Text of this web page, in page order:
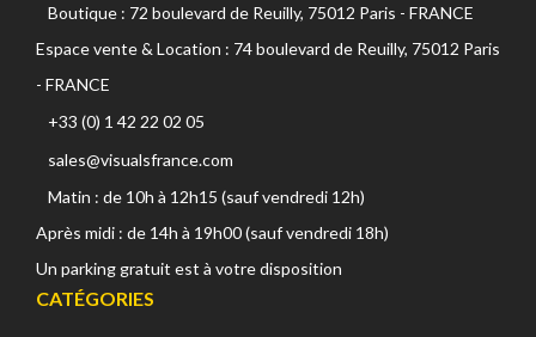
Boutique : 72 boulevard de Reuilly, 75012 Paris - FRANCE
Espace vente & Location : 74 boulevard de Reuilly, 75012 Paris
- FRANCE
+33 (0) 1 42 22 02 05
sales@visualsfrance.com
Matin : de 10h à 12h15 (sauf vendredi 12h)
Après midi : de 14h à 19h00 (sauf vendredi 18h)
Un parking gratuit est à votre disposition
CATÉGORIES